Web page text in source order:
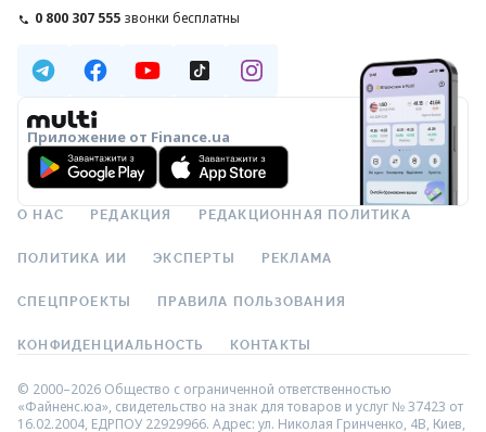
0 800 307 555 звонки бесплатны
Приложение от Finance.ua
О НАС РЕДАКЦИЯ РЕДАКЦИОННАЯ ПОЛИТИКА
ПОЛИТИКА ИИ ЭКСПЕРТЫ РЕКЛАМА
СПЕЦПРОЕКТЫ ПРАВИЛА ПОЛЬЗОВАНИЯ
КОНФИДЕНЦИАЛЬНОСТЬ КОНТАКТЫ
© 2000–2026 Общество с ограниченной ответственностью
«Файненс.юа», свидетельство на знак для товаров и услуг № 37423 от
16.02.2004, ЕДРПОУ 22929966. Адрес: ул. Николая Гринченко, 4В, Киев,